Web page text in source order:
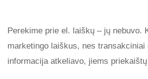
Perekime prie el. laiškų – jų nebuvo.
marketingo laiškus, nes transakciniai
informacija atkeliavo, jiems